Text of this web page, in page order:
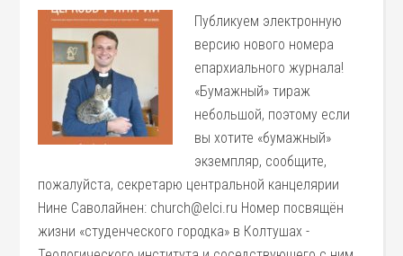
Публикуем электронную
версию нового номера
епархиального журнала!
«Бумажный» тираж
небольшой, поэтому если
вы хотите «бумажный»
экземпляр, сообщите,
пожалуйста, секретарю центральной канцелярии
Нине Саволайнен: church@elci.ru Номер посвящён
жизни «студенческого городка» в Колтушах -